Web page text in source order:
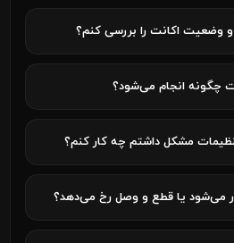
و وضعیت اکانت را بررسی کنم؟
چگونه انجام می‌شود؟
مشکل داشتم چه کار کنم؟
می‌شود یا قطع و وصل رخ می‌دهد؟